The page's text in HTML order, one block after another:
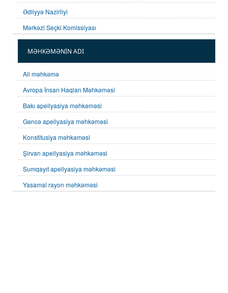
Ədliyyə Nazirliyi
Mərkəzi Seçki Komissiyası
MƏHKƏMƏNİN ADI
Ali məhkəmə
Avropa İnsan Haqları Məhkəməsi
Bakı apellyasiya məhkəməsi
Gəncə apellyasiya məhkəməsi
Konstitusiya məhkəməsi
Şirvan apellyasiya məhkəməsi
Sumqayıt apellyasiya məhkəməsi
Yasamal rayon məhkəməsi